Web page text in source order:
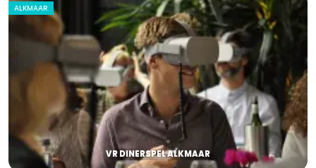
ALKMAAR
VR DINERSPEL ALKMAAR